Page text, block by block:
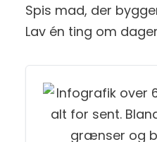
Spis mad, der
Lav én ting om